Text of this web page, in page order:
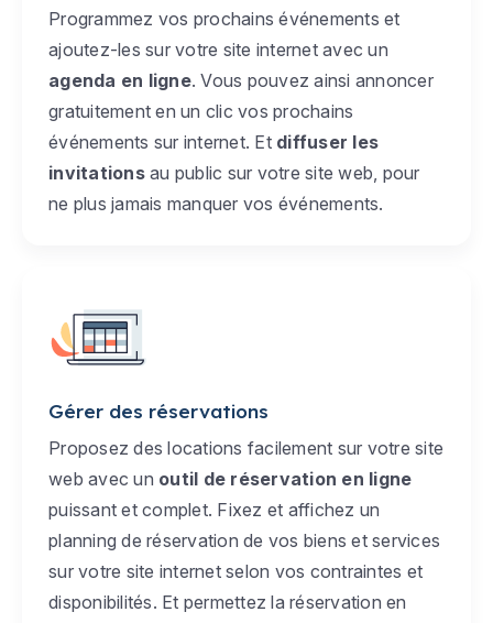
Programmez vos prochains événements et
ajoutez-les sur votre site internet avec un
agenda en ligne. Vous pouvez ainsi annoncer
gratuitement en un clic vos prochains
événements sur internet. Et diffuser les
invitationsau public sur votre site web, pour
ne plus jamais manquer vos événements.
Gérer des réservations
Proposez des locations facilement sur votre site
web avec un outil de réservation en ligne
puissant et complet. Fixez et affichez un
planning de réservation de vos biens et services
sur votre site internet selon vos contraintes et
disponibilités. Et permettez la réservation en